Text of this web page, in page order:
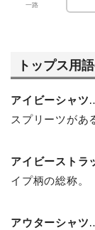
一路
トップス用
アイビーシャツ
スプリーツがあ
アイビーストラ
イプ柄の総称。
アウターシャツ